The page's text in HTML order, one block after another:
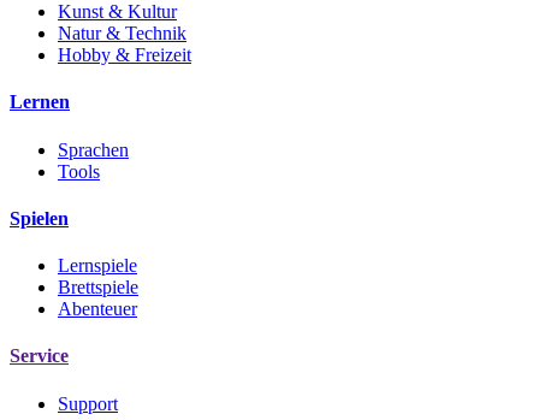
Kunst & Kultur
Natur & Technik
Hobby & Freizeit
Lernen
Sprachen
Tools
Spielen
Lernspiele
Brettspiele
Abenteuer
Service
Support